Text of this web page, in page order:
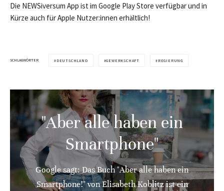
Die NEWSiversum App ist im Google Play Store verfügbar und in
Kürze auch für Apple Nutzer:innen erhältlich!
SCHLAGWÖRTER DEUTSCHLAND GEWERKSCHAFT REGIERUNG
"Aber alle haben ein
Smartphone"
Google sagt: Das Buch "Aber alle haben ein
Smartphone!" von Elisabeth Koblitz ist ein